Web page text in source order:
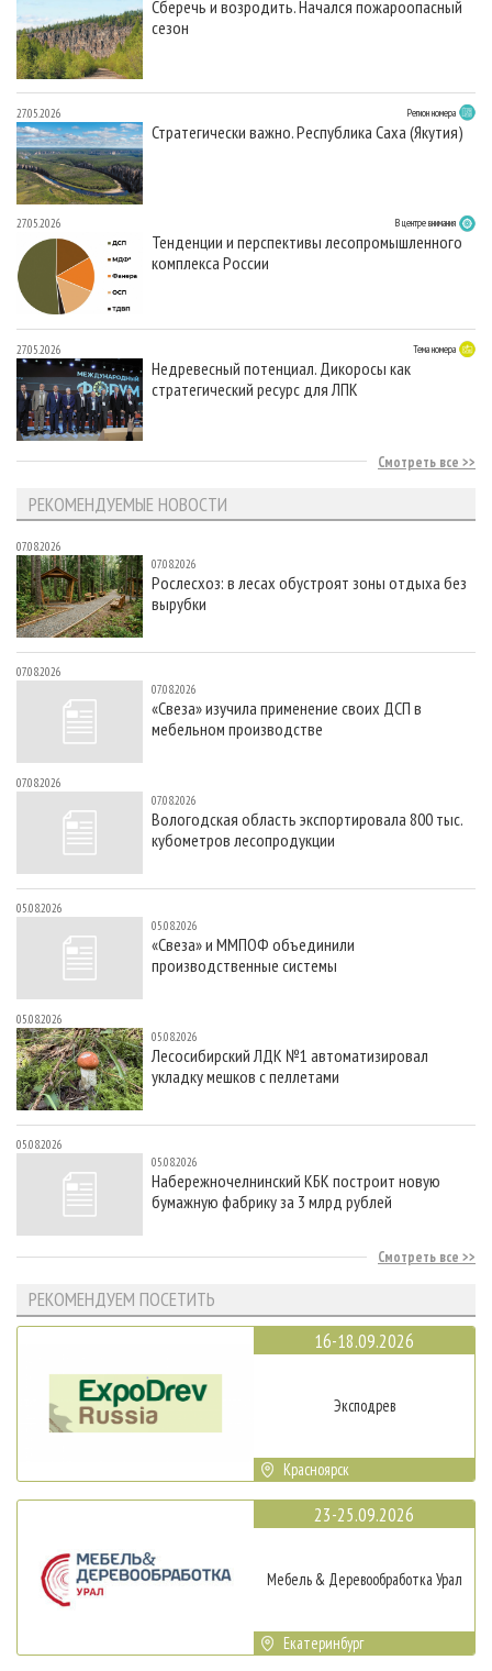
Сберечь и возродить. Начался пожароопасный
сезон
27.05.2026 Регион номера
Стратегически важно. Республика Саха (Якутия)
27.05.2026 В центре внимания
Тенденции и перспективы лесопромышленного
комплекса России
27.05.2026 Тема номера
Недревесный потенциал. Дикоросы как
стратегический ресурс для ЛПК
Смотреть все
РЕКОМЕНДУЕМЫЕ НОВОСТИ
07.08.2026
07.08.2026
Рослесхоз: в лесах обустроят зоны отдыха без
вырубки
07.08.2026
07.08.2026
«Свеза» изучила применение своих ДСП в
мебельном производстве
07.08.2026
07.08.2026
Вологодская область экспортировала 800 тыс.
кубометров лесопродукции
05.08.2026
05.08.2026
«Свеза» и ММПОФ объединили
производственные системы
05.08.2026
05.08.2026
Лесосибирский ЛДК №1 автоматизировал
укладку мешков с пеллетами
05.08.2026
05.08.2026
Набережночелнинский КБК построит новую
бумажную фабрику за 3 млрд рублей
Смотреть все
РЕКОМЕНДУЕМ ПОСЕТИТЬ
16-18.09.2026
Эксподрев
Красноярск
23-25.09.2026
Мебель & Деревообработка Урал
Екатеринбург